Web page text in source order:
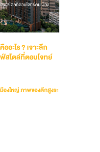
อะไร ? เจาะลึก
สไตล์ที่ตอบโจทย์
องใหญ่ ภาพของตึกสูงระ